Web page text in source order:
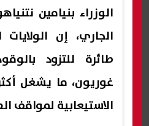
طائرة للتزود
غوريون، ما يشغل
الاستيعابية لمواقف